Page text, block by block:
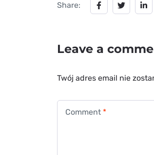
Share:
Leave a
Twój adres email nie
Comment *